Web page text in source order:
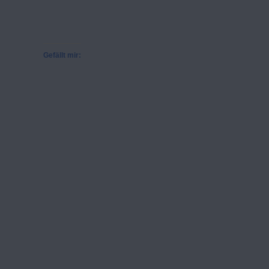
Gefällt mir: